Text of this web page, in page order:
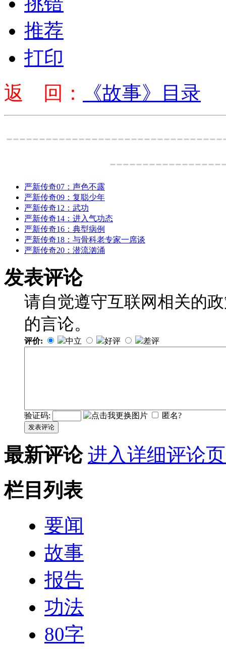
推荐
打印
返 回：
《故事》目录
严新传奇07：声色不露
严新传奇09：复聪少年
严新传奇12：武功
严新传奇14：进入气功态
严新传奇16：典型病例
严新传奇18：与骨科老专家一席谈
严新传奇20：潜流汹涌
发表评论
请自觉遵守互联网相关的
的言论。
评价: 中立 好评 差评
验证码: 匿名?
发表评论
最新评论 进入详细评论
栏目列表
要闻
故事
报告
功法
80字